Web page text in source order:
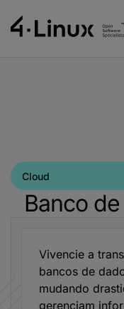
Banco
Cloud
Vivencie a
bancos de
mudando
gerenciam